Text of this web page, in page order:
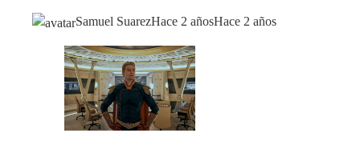
Samuel SuarezHace 2 añosHace 2 años